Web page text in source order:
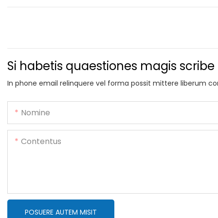
Si habetis quaestiones magis scribe
In phone email relinquere vel forma possit mittere liberum
Nomine
Contentus
POSUERE AUTEM MISIT